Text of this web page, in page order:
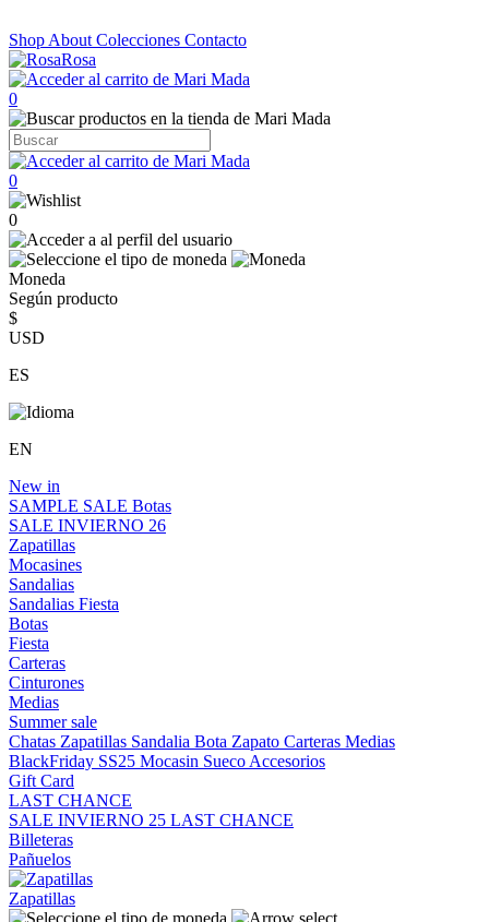
Shop About Colecciones Contacto
0
0
0
Moneda
Según producto
$
USD
ES
EN
New in
SAMPLE SALE Botas
SALE INVIERNO 26
Zapatillas
Mocasines
Sandalias
Sandalias Fiesta
Botas
Fiesta
Carteras
Cinturones
Medias
Summer sale
Chatas Zapatillas Sandalia Bota Zapato Carteras Medias
BlackFriday SS25 Mocasin Sueco Accesorios
Gift Card
LAST CHANCE
SALE INVIERNO 25 LAST CHANCE
Billeteras
Pañuelos
Zapatillas